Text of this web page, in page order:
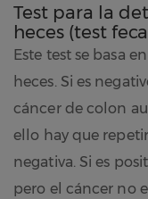
Test para la
heces (test
Este test se basa
heces. Si es
cáncer de colon
ello hay que
negativa. Si es
pero el cáncer no